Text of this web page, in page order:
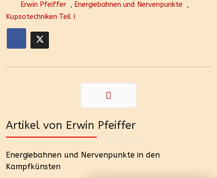
Erwin Pfeiffer , Energiebahnen und Nervenpunkte
,
Kupsotechniken Teil I
Weiter
Artikel von Erwin Pfeiffer
Energiebahnen und Nervenpunkte in den
Kampfkünsten